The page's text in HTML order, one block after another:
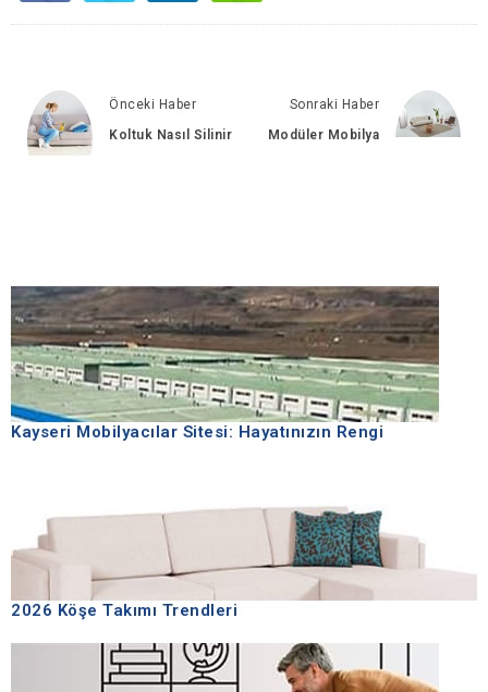
Önceki Haber
Koltuk Nasıl Silinir
Sonraki Haber
Modüler Mobilya
Kayseri Mobilyacılar Sitesi: Hayatınızın Rengi
2026 Köşe Takımı Trendleri